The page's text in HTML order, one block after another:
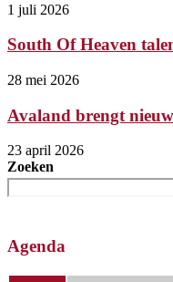
1 juli 2026
South Of Heaven
28 mei 2026
Avaland brengt
23 april 2026
Zoeken
Agenda